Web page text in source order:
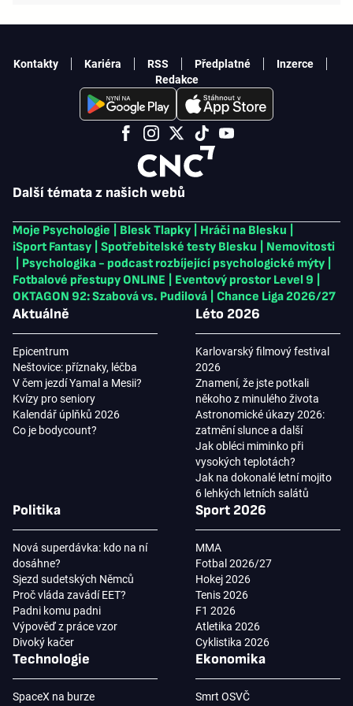
Další témata z našich webů
Moje Psychologie Blesk Tlapky Hráči na Blesku
iSport Fantasy
Spotřebitelské testy Blesku
Nemovitosti
Psychologika - podcast rozbíjející psychologické mýty
Fotbalové přestupy ONLINE
Eventový prostor Level 9
OKTAGON 92: Szabová vs. Pudilová
Chance Liga 2026/27
Aktuálně
Epicentrum
Neštovice: příznaky, léčba
V čem jezdí Yamal a Mesii?
Kvízy pro seniory
Kalendář úplňků 2026
Co je bodycount?
Léto 2026
Karlovarský filmový festival
2026
Znamení, že jste potkali
někoho z minulého života
Astronomické úkazy 2026:
zatmění slunce a další
Jak obléci miminko při
vysokých teplotách?
Jak na dokonalé letní mojito
6 lehkých letních salátů
Politika
Nová superdávka: kdo na ní
dosáhne?
Sjezd sudetských Němců
Proč vláda zavádí EET?
Padni komu padni
Výpověď z práce vzor
Divoký kačer
Sport 2026
MMA
Fotbal 2026/27
Hokej 2026
Tenis 2026
F1 2026
Atletika 2026
Cyklistika 2026
Technologie
SpaceX na burze
Ekonomika
Smrt OSVČ
Kontakty Kariéra RSS Předplatné
Inzerce
Redakce